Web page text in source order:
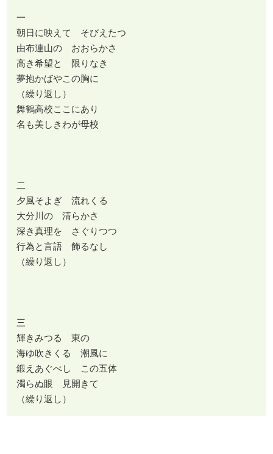
一
朝日に映えて そびえたつ
由布連山の おおらかさ
高き希望と 限りなき
夢抱かばやこの胸に
（繰り返し）
舞鶴高校ここにあり
名も美しきわが母校
二
夕風そよぎ 流れくる
大分川の 清らかさ
深き真理を さぐりつつ
行為と言語 飾るなし
（繰り返し）
三
輝きみつる 東の
海ゆ吹きくる 潮風に
鍛えあぐべし この五体
濁らぬ眼 見開きて
（繰り返し）